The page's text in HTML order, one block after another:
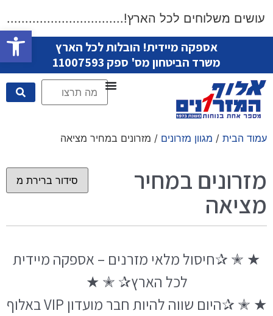
פתח
עושים משלוחים לכל
אספקה מיידית! הובלות לכל הארץ
משרד הביטחון מס' ספק 11007593
עמוד הבית / מגוון מזרונים / מזרונים במחיר מציאה
מזרונים במחיר
מציאה
★ ✭ ✰חיסול מלאי מזרנים – אספקה מיידית
לכל הארץ✰ ✭ ★
★ ✭ ✰היום שווה להיות חבר מועדון VIP באלוף